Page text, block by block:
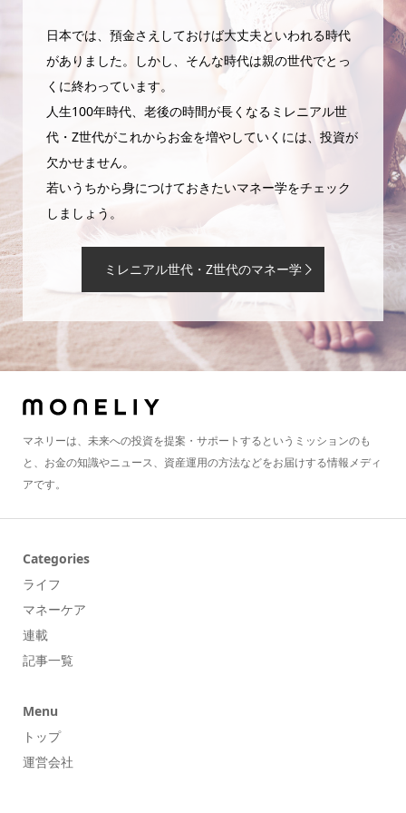
日本では、預金さえしておけば大丈夫といわれる時代
がありました。しかし、そんな時代は親の世代でとっ
くに終わっています。
人生100年時代、老後の時間が長くなるミレニアル世
代・Z世代がこれからお金を増やしていくには、投資が
欠かせません。
若いうちから身につけておきたいマネー学をチェック
しましょう。
ミレニアル世代・Z世代のマネー学
マネリーは、未来への投資を提案・サポートするというミッションのも
と、お金の知識やニュース、資産運用の方法などをお届けする情報メディ
アです。
Categories
ライフ
マネーケア
連載
記事一覧
Menu
トップ
運営会社